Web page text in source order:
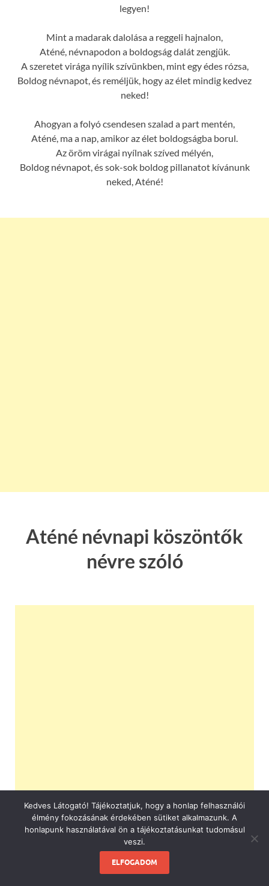
legyen!
Mint a madarak dalolása a reggeli hajnalon,
Aténé, névnapodon a boldogság dalát zengjük.
A szeretet virága nyílik szívünkben, mint egy édes rózsa,
Boldog névnapot, és reméljük, hogy az élet mindig kedvez
neked!
Ahogyan a folyó csendesen szalad a part mentén,
Aténé, ma a nap, amikor az élet boldogságba borul.
Az öröm virágai nyílnak szíved mélyén,
Boldog névnapot, és sok-sok boldog pillanatot kívánunk
neked, Aténé!
Aténé névnapi köszöntők
névre szóló
Kedves Látogató! Tájékoztatjuk, hogy a honlap felhasználói
élmény fokozásának érdekében sütiket alkalmazunk. A
honlapunk használatával ön a tájékoztatásunkat tudomásul
veszi.
ELFOGADOM